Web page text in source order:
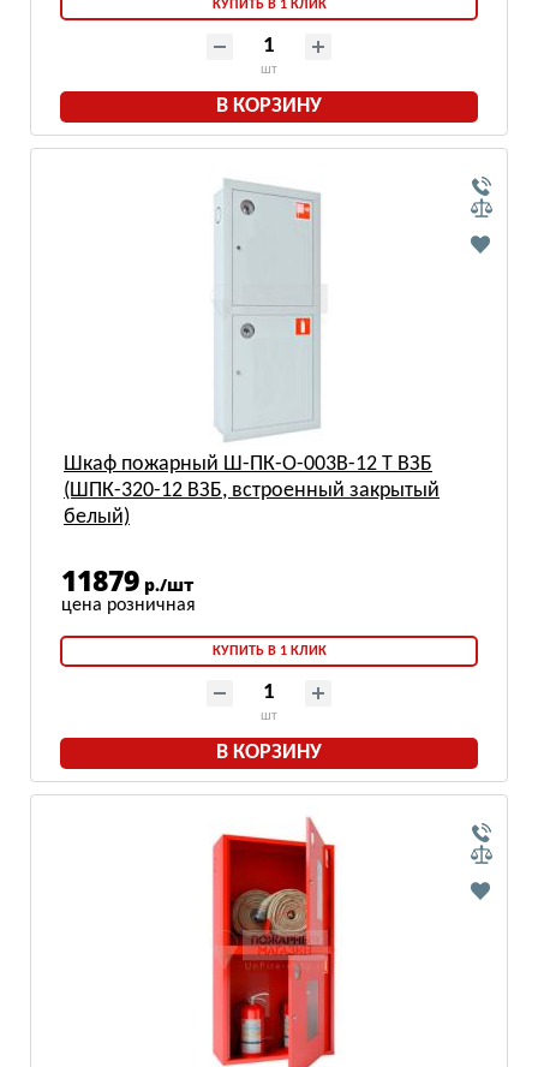
КУПИТЬ В 1 КЛИК
шт
В КОРЗИНУ
Шкаф пожарный Ш-ПК-О-003В-12 Т ВЗБ
(ШПК-320-12 ВЗБ, встроенный закрытый
белый)
11879 р./шт
КУПИТЬ В 1 КЛИК
шт
В КОРЗИНУ